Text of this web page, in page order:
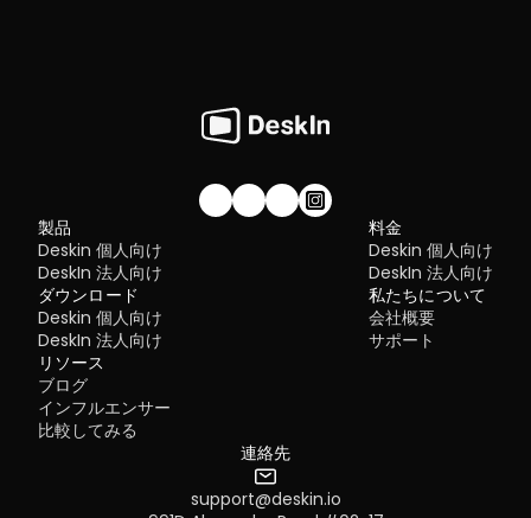
私たちのコミュニティに参加しませんか！
製品
Deskin 個人向け
DeskIn 法人向け
ダウンロード
Deskin 個人向け
DeskIn 法人向け
料金
Deskin 個人向け
DeskIn 法人向け
私たちについて
会社概要
サポート
リソース
ブログ
インフルエンサー
比較してみる
連絡先
support@deskin.io